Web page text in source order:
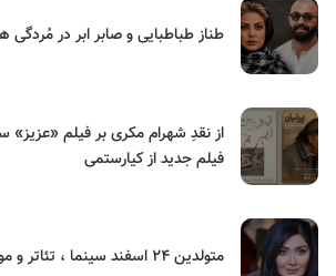
طناز طباطبایی و صابر ابر در مُردگی
از نقدِ شهرام مکری بر فیلم «عزیز»
فیلم جدید از کیارستمی
متولدین ۲۴ اسفند سینما ، تئاتر و موسیقی؛ مریم معصومی